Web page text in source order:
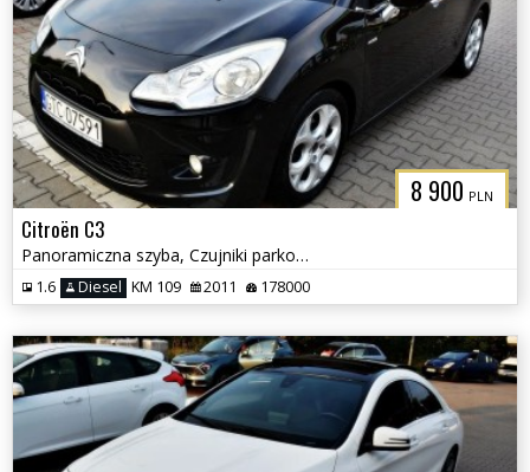
8 900 PLN
Citroën C3
Panoramiczna szyba, Czujniki parkowania, Klimatyzacja
1.6 Diesel KM 109 2011 178000